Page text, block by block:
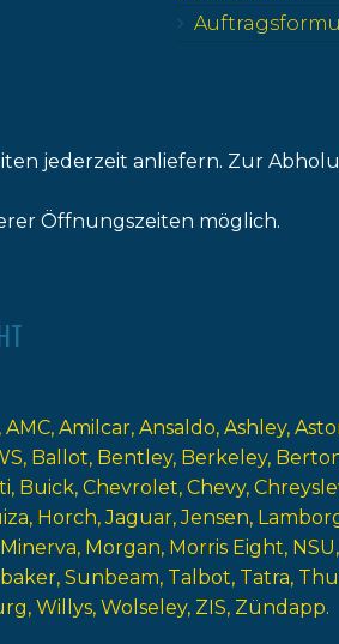
jederzeit anliefern. Zur
Öffnungszeiten möglich.
AMC Amilcar Ansaldo Ashley
Ballot Bentley Berkeley
Buick Chevrolet Chevy
Horch Jaguar Jensen
Minerva Morgan Morris Eight NSU
Sunbeam Talbot Tatra
Willys Wolseley ZIS Zündapp